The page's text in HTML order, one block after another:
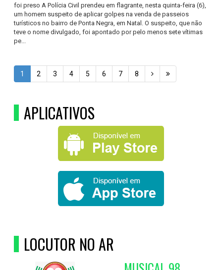
foi preso A Polícia Civil prendeu em flagrante, nesta quinta-feira (6),
um homem suspeito de aplicar golpes na venda de passeios
turísticos no bairro de Ponta Negra, em Natal. O suspeito, que não
teve o nome divulgado, foi apontado por pelo menos sete vítimas
pe...
1 2 3 4 5 6 7 8
APLICATIVOS
LOCUTOR NO AR